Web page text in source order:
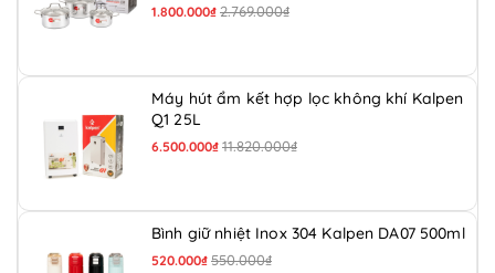
1.800.000₫ 2.769.000₫
Máy hút ẩm kết hợp lọc không khí Kalpen
Q1 25L
6.500.000₫ 11.820.000₫
Bình giữ nhiệt Inox 304 Kalpen DA07 500ml
520.000₫ 550.000₫